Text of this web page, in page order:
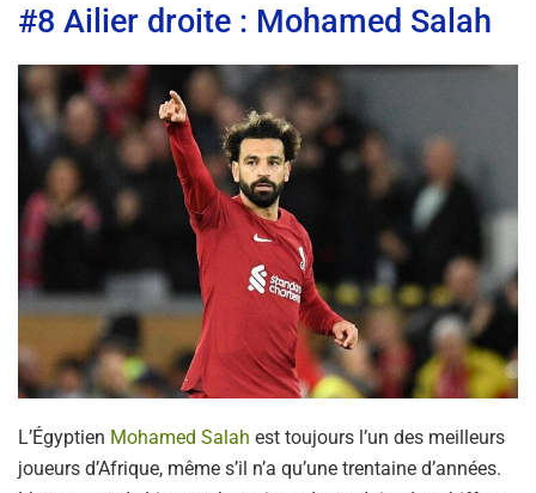
#8 Ailier droite : Mohamed Salah
L’Égyptien Mohamed Salah est toujours l’un des meilleurs
joueurs d’Afrique, même s’il n’a qu’une trentaine d’années.